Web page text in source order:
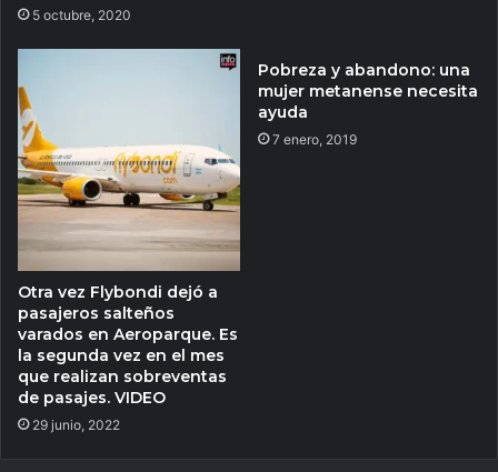
5 octubre, 2020
Otra vez Flybondi dejó a
pasajeros salteños
varados en Aeroparque. Es
la segunda vez en el mes
que realizan sobreventas
de pasajes. VIDEO
29 junio, 2022
Pobreza y abandono: una
mujer metanense necesita
ayuda
7 enero, 2019